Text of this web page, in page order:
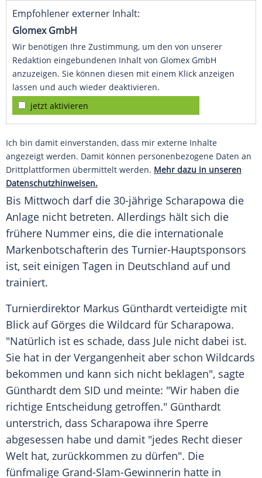
Empfohlener externer Inhalt:
Glomex GmbH
Wir benötigen Ihre Zustimmung, um den von unserer
Redaktion eingebundenen Inhalt von Glomex GmbH
anzuzeigen. Sie können diesen mit einem Klick anzeigen
lassen und auch wieder deaktivieren.
jetzt aktivieren
Ich bin damit einverstanden, dass mir externe Inhalte
angezeigt werden. Damit können personenbezogene Daten an
Drittplattformen übermittelt werden. Mehr dazu in unseren
Datenschutzhinweisen.
Bis Mittwoch darf die 30-jährige Scharapowa die
Anlage nicht betreten. Allerdings hält sich die
frühere Nummer eins, die die internationale
Markenbotschafterin des Turnier-Hauptsponsors
ist, seit einigen Tagen in Deutschland auf und
trainiert.
Turnierdirektor Markus Günthardt verteidigte mit
Blick auf Görges die Wildcard für Scharapowa.
"Natürlich ist es schade, dass Jule nicht dabei ist.
Sie hat in der Vergangenheit aber schon Wildcards
bekommen und kann sich nicht beklagen", sagte
Günthardt dem SID und meinte: "Wir haben die
richtige Entscheidung getroffen." Günthardt
unterstrich, dass Scharapowa ihre Sperre
abgesessen habe und damit "jedes Recht dieser
Welt hat, zurückkommen zu dürfen". Die
fünfmalige Grand-Slam-Gewinnerin hatte in